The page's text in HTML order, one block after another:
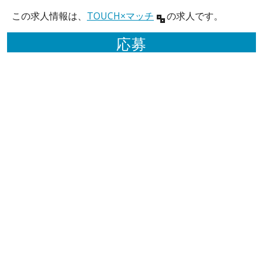
この求人情報は、 TOUCH×マッチ の求人です。
応募